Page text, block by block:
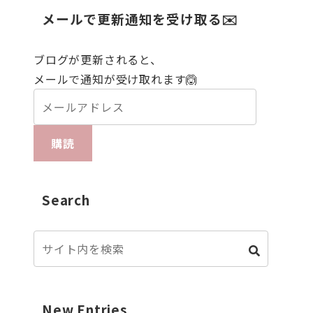
メールで更新通知を受け取る✉️
ブログが更新されると、
メールで通知が受け取れます🙆
購読
Search
New Entries